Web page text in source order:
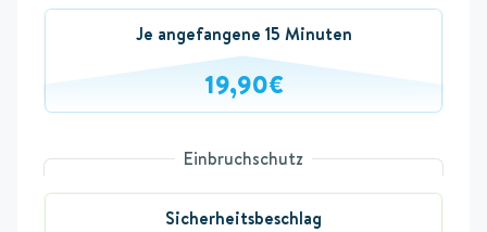
Je angefangene 15 Minuten
19,90€
Einbruchschutz
Sicherheitsbeschlag